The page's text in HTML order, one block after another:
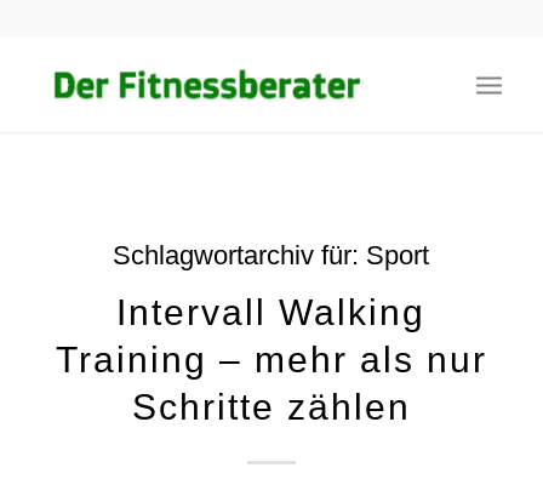
Schlagwortarchiv für: Sport
Intervall Walking
Training – mehr als nur
Schritte zählen